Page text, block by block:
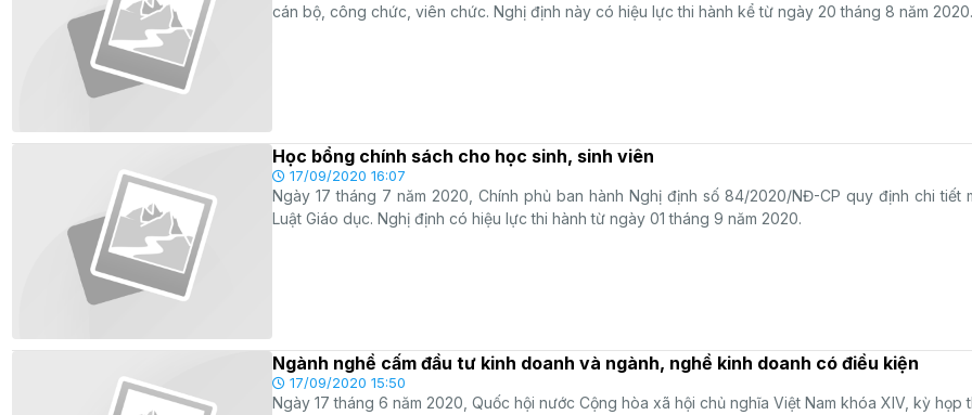
cán bộ, công chức, viên chức. Nghị định này có hiệu lực thi hành kể từ ngày 20 tháng 8 năm 2020.
Học bổng chính sách cho học sinh, sinh viên
17/09/2020 16:07
Ngày 17 tháng 7 năm 2020, Chính phủ ban hành Nghị định số 84/2020/NĐ-CP quy định chi tiết
Luật Giáo dục. Nghị định có hiệu lực thi hành từ ngày 01 tháng 9 năm 2020.
Ngành nghề cấm đầu tư kinh doanh và ngành, nghề kinh doanh có điều kiện
17/09/2020 15:50
Ngày 17 tháng 6 năm 2020, Quốc hội nước Cộng hòa xã hội chủ nghĩa Việt Nam khóa XIV, kỳ họp